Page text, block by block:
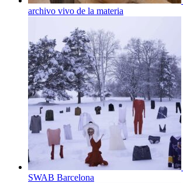
archivo vivo de la materia
SWAB Barcelona